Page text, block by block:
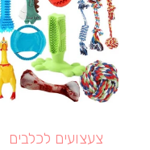
צעצועים לכלבים